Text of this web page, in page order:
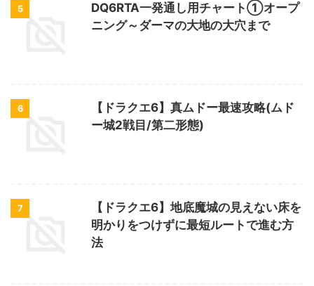
5
DQ6RTA一発通し用チャート①オープ
ニング～ダーマの大地の大穴まで
6
【ドラクエ6】真ムドー最速攻略(ムド
ー城2戦目/第二形態)
7
【ドラクエ6】地底魔城の見えない床を
明かりをつけずに最短ルートで進む方
法